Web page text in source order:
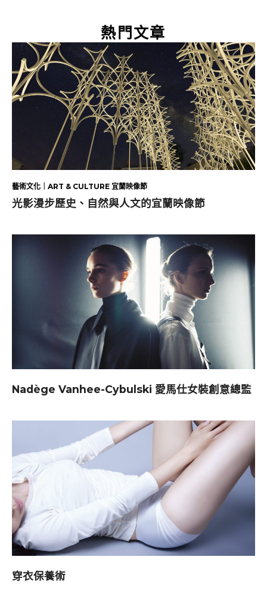
熱門文章
藝術文化｜ART & CULTURE 宜蘭映像節
光影漫步歷史、自然與人文的宜蘭映像節
Nadège Vanhee-Cybulski 愛馬仕女裝創意總監
穿衣保養術